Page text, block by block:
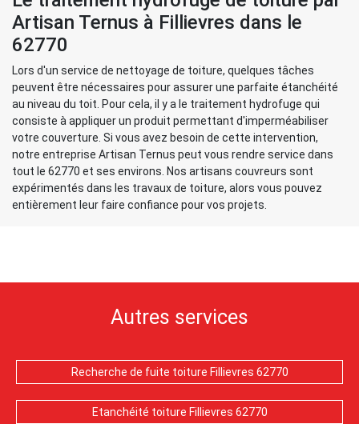
Artisan Ternus à Fillievres dans le
62770
Lors d'un service de nettoyage de toiture, quelques tâches
peuvent être nécessaires pour assurer une parfaite étanchéité
au niveau du toit. Pour cela, il y a le traitement hydrofuge qui
consiste à appliquer un produit permettant d'imperméabiliser
votre couverture. Si vous avez besoin de cette intervention,
notre entreprise Artisan Ternus peut vous rendre service dans
tout le 62770 et ses environs. Nos artisans couvreurs sont
expérimentés dans les travaux de toiture, alors vous pouvez
entièrement leur faire confiance pour vos projets.
Autres services
Recherche de fuite toiture Fillievres 62770
Etanchéité toiture Fillievres 62770